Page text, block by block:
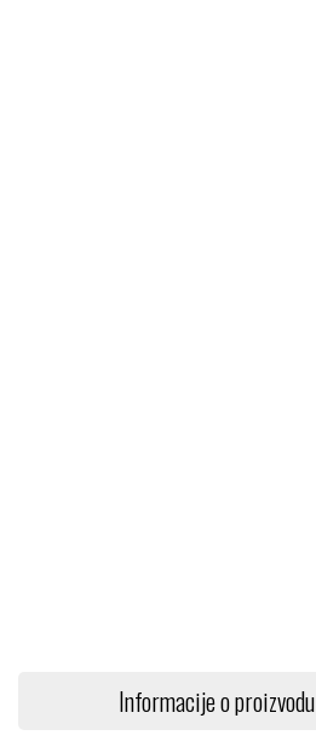
Informacije o proizvodu